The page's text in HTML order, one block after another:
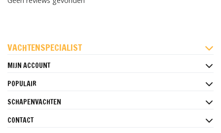
VACHTENSPECIALIST
MIJN ACCOUNT
POPULAIR
SCHAPENVACHTEN
CONTACT